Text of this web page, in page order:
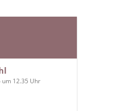
um 12.35 Uhr